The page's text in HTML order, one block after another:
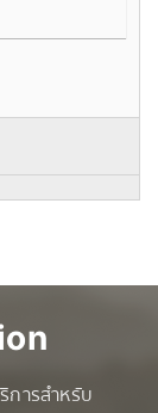
ารสำหรับ